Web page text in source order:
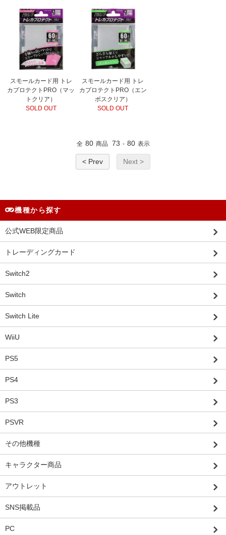
スモールカード用 トレ
カプロテクトPRO（マッ
トクリア）
SOLD OUT
スモールカード用 トレ
カプロテクトPRO（エン
ボスクリア）
SOLD OUT
全 80 商品 73 - 80 表示
< Prev Next >
機種から探す
公式WEB限定商品
トレーディングカード
Switch2
Switch
Switch Lite
WiiU
PS5
PS4
PS3
PSVR
その他機種
キャラクター商品
アウトレット
SNS掲載品
PC